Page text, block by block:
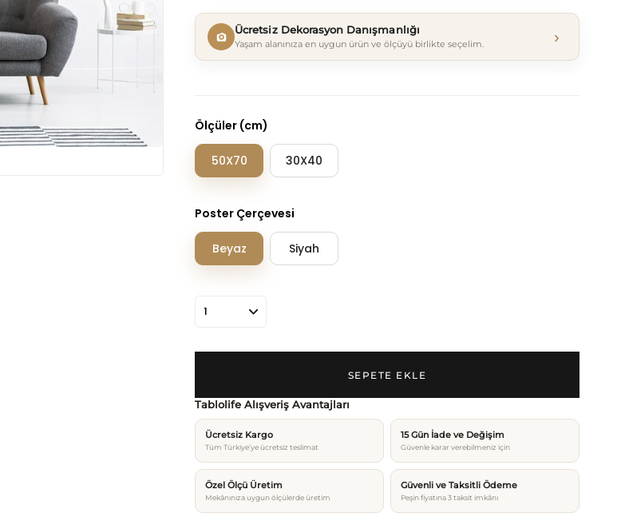
Ücretsiz Dekorasyon Danışmanlığı
Yaşam alanınıza en uygun ürün ve ölçüyü birlikte seçelim. ›
Ölçüler (cm)
50X70 30X40
Poster Çerçevesi
Beyaz Siyah
Tablolife Alışveriş Avantajları
Ücretsiz Kargo
Tüm Türkiye’ye ücretsiz teslimat
15 Gün İade ve Değişim
Güvenle karar verebilmeniz için
Özel Ölçü Üretim
Mekânınıza uygun ölçülerde üretim
Güvenli ve Taksitli Ödeme
Peşin fiyatına 3 taksit imkânı